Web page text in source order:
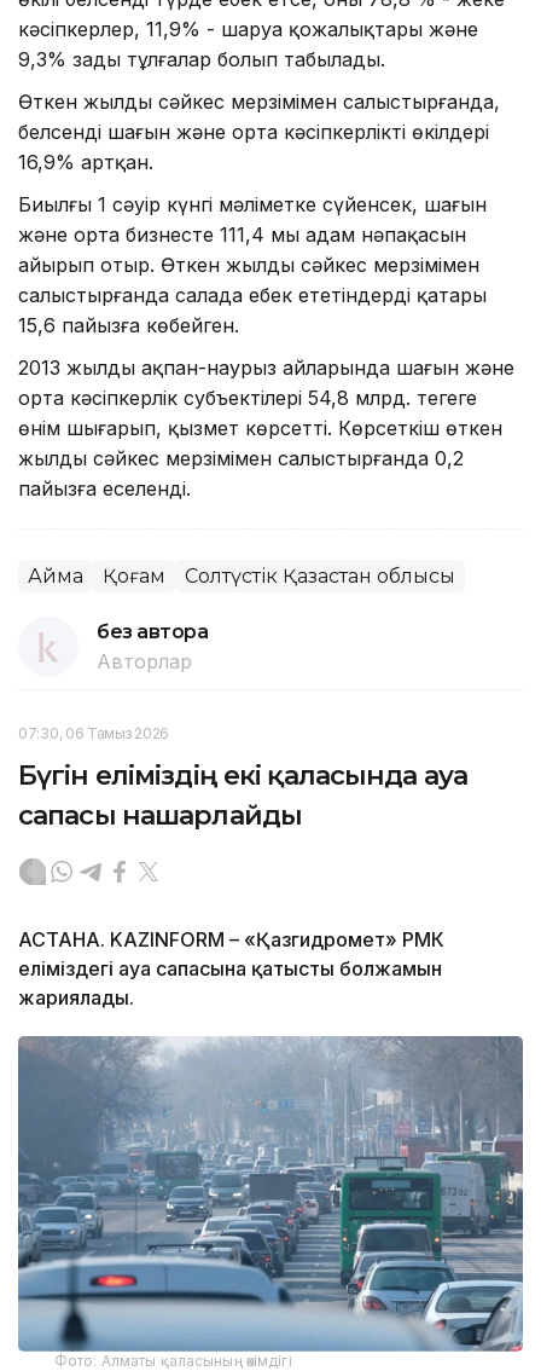
кәсіпкерлер, 11,9% - шаруа қожалықтары және
9,3% заңды тұлғалар болып табылады.
Өткен жылдың сәйкес мерзімімен салыстырғанда,
белсенді шағын және орта кәсіпкерліктің өкілдері
16,9% артқан.
Биылғы 1 сәуір күнгі мәліметке сүйенсек, шағын
және орта бизнесте 111,4 мың адам нәпақасын
айырып отыр. Өткен жылдың сәйкес мерзімімен
салыстырғанда салада еңбек ететіндердің қатары
15,6 пайызға көбейген.
2013 жылдың ақпан-наурыз айларында шағын және
орта кәсіпкерлік субъектілері 54,8 млрд. теңгеге
өнім шығарып, қызмет көрсетті. Көрсеткіш өткен
жылдың сәйкес мерзімімен салыстырғанда 0,2
пайызға еселенді.
Аймақ Қоғам Солтүстік Қазақстан облысы
без автора
Авторлар
07:30, 06 Тамыз 2026
Бүгін еліміздің екі қаласында ауа
сапасы нашарлайды
АСТАНА. KAZINFORM – «Қазгидромет» РМК
еліміздегі ауа сапасына қатысты болжамын
жариялады.
Фото: Алматы қаласының әкімдігі